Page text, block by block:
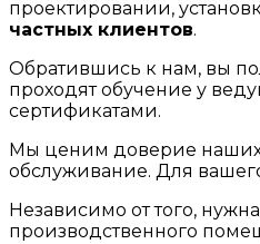
проектировании,
частных клиентов.
Обратившись к нам, вы
проходят обучение у
сертификатами.
Мы ценим доверие наших
обслуживание. Для
Независимо от того,
производственного